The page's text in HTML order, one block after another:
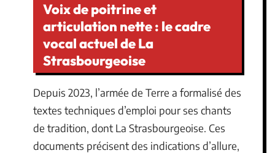
Voix de poitrine et
articulation nette : le cadre
vocal actuel de La
Strasbourgeoise
Depuis 2023, l’armée de Terre a formalisé des
textes techniques d’emploi pour ses chants
de tradition, dont La Strasbourgeoise. Ces
documents précisent des indications d’allure,